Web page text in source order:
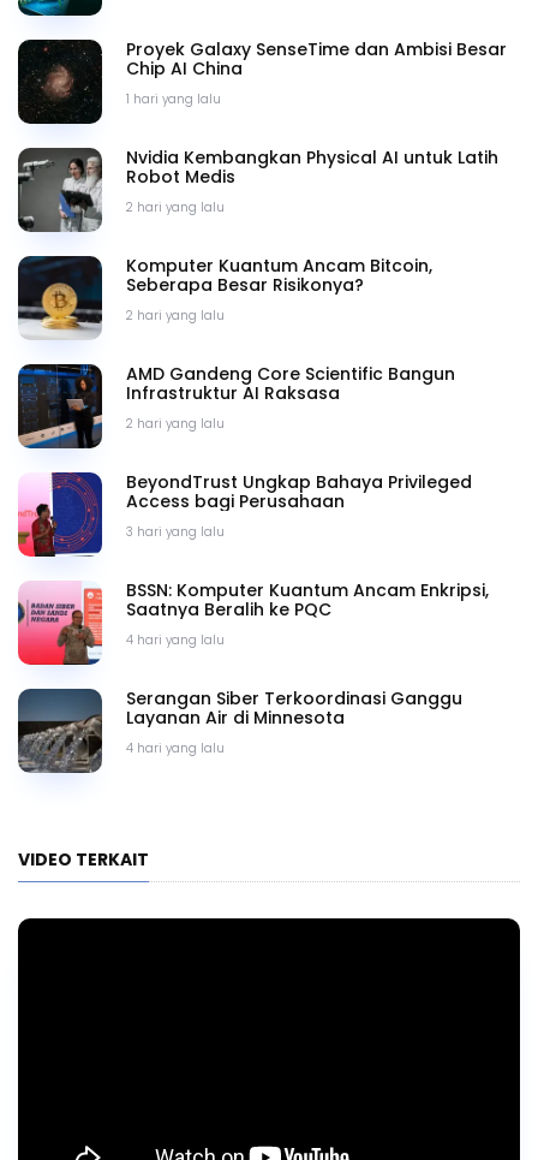
1 hari yang lalu
Proyek Galaxy SenseTime dan Ambisi Besar
Chip AI China
2 hari yang lalu
Nvidia Kembangkan Physical AI untuk Latih
Robot Medis
2 hari yang lalu
Komputer Kuantum Ancam Bitcoin,
Seberapa Besar Risikonya?
2 hari yang lalu
AMD Gandeng Core Scientific Bangun
Infrastruktur AI Raksasa
3 hari yang lalu
BeyondTrust Ungkap Bahaya Privileged
Access bagi Perusahaan
4 hari yang lalu
BSSN: Komputer Kuantum Ancam Enkripsi,
Saatnya Beralih ke PQC
4 hari yang lalu
Serangan Siber Terkoordinasi Ganggu
Layanan Air di Minnesota
VIDEO TERKAIT